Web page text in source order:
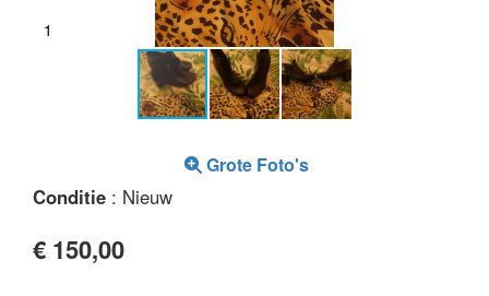
1
Grote Foto's
Conditie : Nieuw
€ 150,00